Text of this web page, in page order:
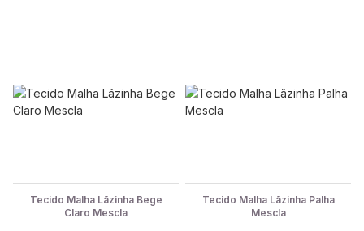
Tecido Malha Lãzinha Bege
Claro Mescla
Tecido Malha Lãzinha Palha
Mescla